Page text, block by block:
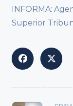
INFORMA:
Superior